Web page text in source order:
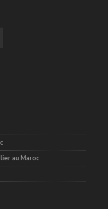
au Maroc